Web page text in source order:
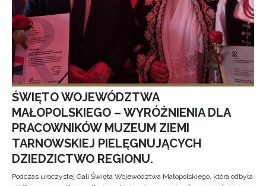
ŚWIĘTO WOJEWÓDZTWA
MAŁOPOLSKIEGO – WYRÓŻNIENIA DLA
PRACOWNIKÓW MUZEUM ZIEMI
TARNOWSKIEJ PIELĘGNUJĄCYCH
DZIEDZICTWO REGIONU.
Podczas uroczystej Gali Święta Województwa Małopolskiego, która odbyła